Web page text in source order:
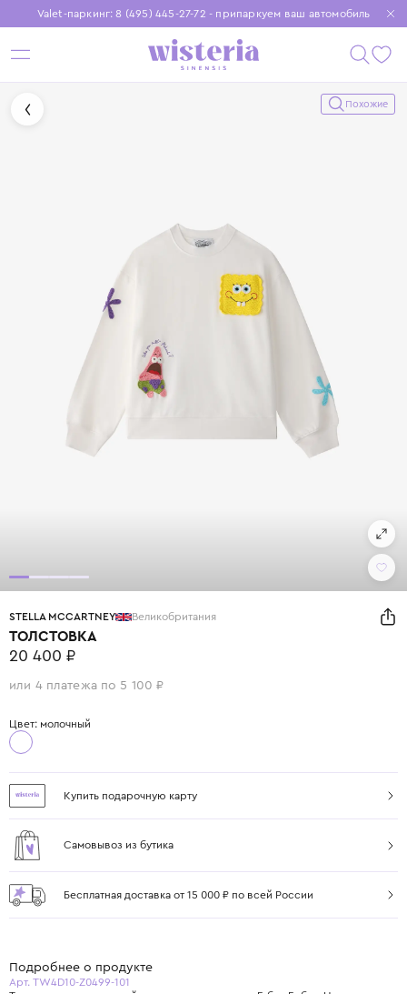
Valet-паркинг: 8 (495) 445-27-72 - припаркуем ваш автомобиль
Бесплатная доставка при заказе от 15 000 ₽
Установите приложение, чтобы покупки были еще удобнее
Похожие
STELLA MCCARTNEY Великобритания
ТОЛСТОВКА
20 400 ₽
или 4 платежа по 5 100 ₽
Цвет: молочный
Купить подарочную карту
Самовывоз из бутика
Бесплатная доставка от 15 000 ₽ по всей России
Подробнее о продукте
Арт. TW4D10-Z0499-101